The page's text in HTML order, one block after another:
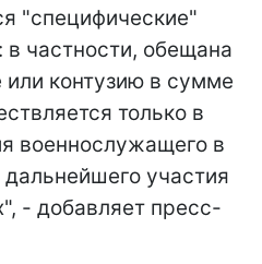
"специфические"
частности, обещана
или контузию в сумме
только в
военнослужащего в
участия
- добавляет пресс-